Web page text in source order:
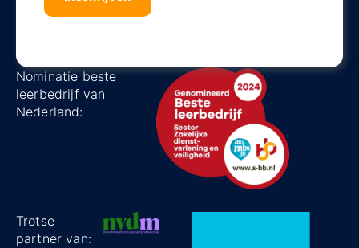
Trotse
partner van:
Nominatie beste
leerbedrijf van
Nederland: